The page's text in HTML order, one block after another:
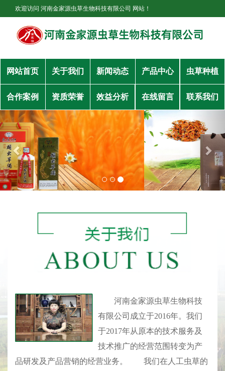
欢迎访问 河南金家源虫草生物科技有限公司 网站！
网站首页 关于我们 新闻动态 产品中心 虫草种植
合作案例 资质荣誉 效益分析 在线留言 联系我们
河南金家源虫草生物科技
有限公司成立于2016年。我们
于2017年从原本的技术服务及
技术推广的经营范围转变为产
品研发及产品营销的经营业务。 我们在人工虫草的